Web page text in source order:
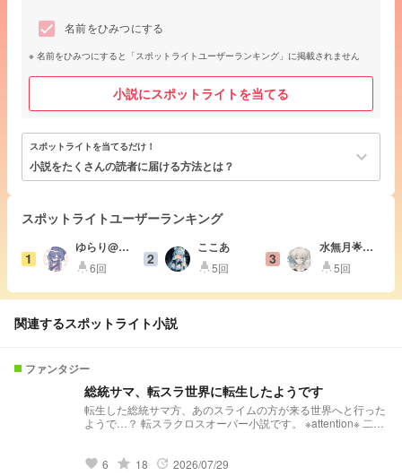
名前をひみつにする
名前をひみつにすると「スポットライトユーザーランキング」に掲載されません
小説にスポットライトを当てる
スポットライトを当てるだけ！
小説をたくさんの読者に届ける方法とは？ keyboard_arrow_down
スポットライトユーザーランキング
1
ゆらり@実
況者LOVE#
びーえる大
highlight6回 2
ここあ
highlight5回 3
水無月🌟
❄️@低浮上ｽ
ﾏﾝ
highlight5回
関連するスポットライト小説
ファンタジー
総統サマ、転スラ世界に転生したようです
転生した総統サマ方、あのスライムの方が来る世界へと行った
ようで…？ 転スラクロスオーバー小説です。 ※attention※ 二次
は第一次wrwrd様です。 転スラとのクロスオーバーです。 地
favorite 6 grade 18 update 2026/07/29